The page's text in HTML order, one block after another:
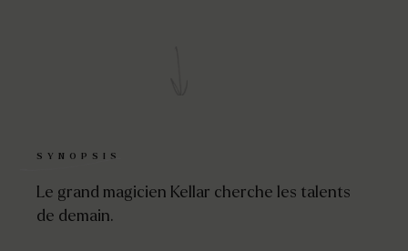
SYNOPSIS
Le grand magicien Kellar cherche les talents
de demain.